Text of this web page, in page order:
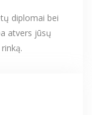
diplomai bei
atvers jūsų